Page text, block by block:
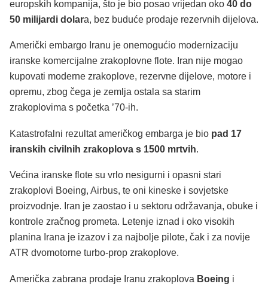
europskih kompanija, što je bio posao vrijedan oko 40 do
50 milijardi dolara, bez buduće prodaje rezervnih dijelova.
Američki embargo Iranu je onemogućio modernizaciju
iranske komercijalne zrakoplovne flote. Iran nije mogao
kupovati moderne zrakoplove, rezervne dijelove, motore i
opremu, zbog čega je zemlja ostala sa starim
zrakoplovima s početka ’70-ih.
Katastrofalni rezultat američkog embarga je bio pad 17
iranskih civilnih zrakoplova s 1500 mrtvih.
Većina iranske flote su vrlo nesigurni i opasni stari
zrakoplovi Boeing, Airbus, te oni kineske i sovjetske
proizvodnje. Iran je zaostao i u sektoru održavanja, obuke i
kontrole zračnog prometa. Letenje iznad i oko visokih
planina Irana je izazov i za najbolje pilote, čak i za novije
ATR dvomotorne turbo-prop zrakoplove.
Američka zabrana prodaje Iranu zrakoplova Boeing i